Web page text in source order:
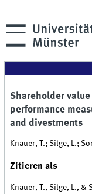
Shareholder
performance
and divestments
Knauer, T.; Silge, L.;
Zitieren als
Knauer, T., Silge, L., &